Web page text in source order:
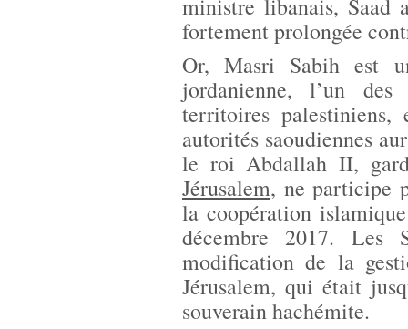
ministre libanais,
fortement prolongée
Or, Masri Sabih est
jordanienne, l’un
territoires
autorités saoudiennes
le roi Abdallah II,
Jérusalem, ne participe
la coopération
décembre 2017. Les
modification de la
Jérusalem, qui était
souverain hachémite.